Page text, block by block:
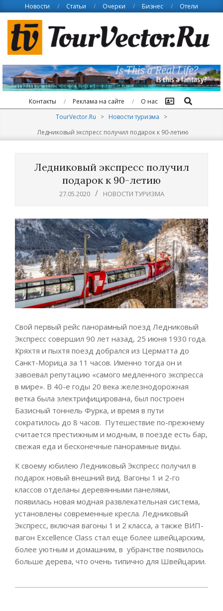
content
Новости Статьи Очерки Бизнес Отели
Контакты Реклама на сайте О нас Поиск
TourVector.Ru > Новости туризма
>
Ледниковый экспресс получил подарок к 90-летию
Ледниковый экспресс получил
подарок к 90-летию
27.05.2020 НОВОСТИ ТУРИЗМА
Свой первый рейс панорамный поезд Ледниковый
Экспресс совершил 90 лет назад, 25 июня 1930 года.
Кряхтя и пыхтя поезд добрался из Церматта до
Санкт-Морица за 11 часов. Именно тогда он и
завоевал репутацию «самого медленного экспресса
в мире». В 40-е годы 20 века железнодорожная
ветка была электрифицирована, был построен
Базисный тоннель Фурка, и время в пути
сократилось до 8 часов. Путешествие по-прежнему
считается престижным и модным, в поезде есть бар,
свежая еда и бесконечные панорамные виды.
К своему юбилею Ледниковый Экспресс получил в
подарок новый внешний вид. Вагоны 1 и 2-го
классов отделаны деревянными панелями,
появилась новая модная развлекательная система,
установлены современные кресла. Ледниковый
Экспресс, включая вагоны 1 и 2 класса, а также ВИП-
вагон Excellence Class стал еще более швейцарским,
более уютным и домашним, в убранстве появилось
больше дерева, что очень типично для Швейцарии.